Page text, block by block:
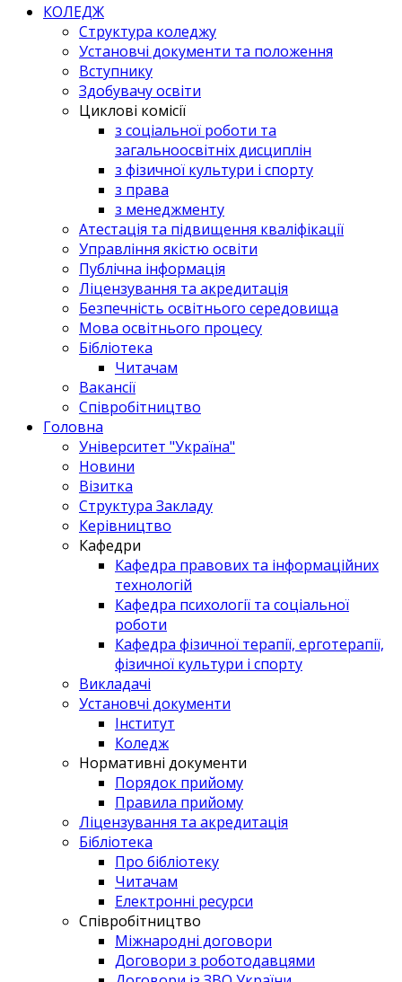
КОЛЕДЖ
Структура коледжу
Установчі документи та положення
Вступнику
Здобувачу освіти
Циклові комісії
з соціальної роботи та
загальноосвітніх дисциплін
з фізичної культури і спорту
з права
з менеджменту
Атестація та підвищення кваліфікації
Управління якістю освіти
Публічна інформація
Ліцензування та акредитація
Безпечність освітнього середовища
Мова освітнього процесу
Бібліотека
Читачам
Вакансії
Співробітництво
Головна
Університет "Україна"
Новини
Візитка
Структура Закладу
Керівництво
Кафедри
Кафедра правових та інформаційних
технологій
Кафедра психології та соціальної
роботи
Кафедра фізичної терапії, ерготерапії,
фізичної культури і спорту
Викладачі
Установчі документи
Інститут
Коледж
Нормативні документи
Порядок прийому
Правила прийому
Ліцензування та акредитація
Бібліотека
Про бібліотеку
Читачам
Електронні ресурси
Співробітництво
Міжнародні договори
Договори з роботодавцями